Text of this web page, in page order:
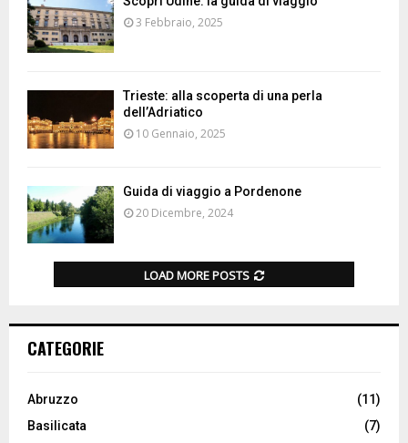
3 Febbraio, 2025
Trieste: alla scoperta di una perla
dell’Adriatico
10 Gennaio, 2025
Guida di viaggio a Pordenone
20 Dicembre, 2024
LOAD MORE POSTS
CATEGORIE
Abruzzo
(11)
Basilicata
(7)